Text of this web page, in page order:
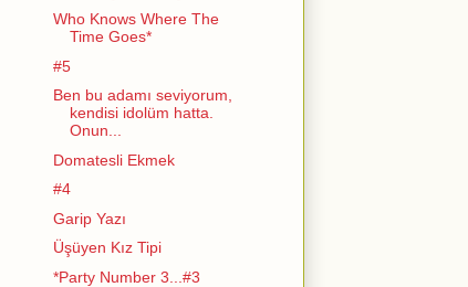
Who Knows Where The
Time Goes*
#5
Ben bu adamı seviyorum,
kendisi idolüm hatta.
Onun...
Domatesli Ekmek
#4
Garip Yazı
Üşüyen Kız Tipi
*Party Number 3...#3